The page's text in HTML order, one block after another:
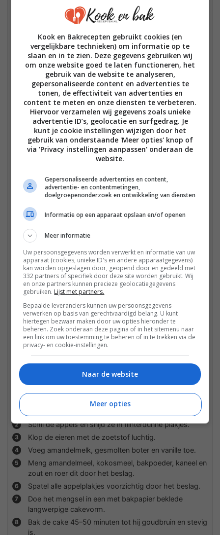
Voorbereiding:
10minutes
minutes
Kooktijd:
0minutes
minutes
oventijd:
45minutes
minutes
Totaal:
55minutes
minutes
Menugang:
cake
Keuken:
Zoekwoord:
Gâteau Invisible aux Pommes, koolhydraatarm,
koolhydraatarme cake
Porties: – + personen
Ingrediënt 1x 2x
4 grote appels bijv. Elstar of Jonagold
3 eieren
erythritol of andere koolhydraatarme zoetstof
80 ml ongezoete amandelmelk
60 g gesmolten boter of kokosolie
70 g amandelmeel
20 g kokosmeel
1 tl bakpoeder
Instructies
Schil de appels en snijd ze in flinterdunne plakjes.
Klop de eieren met de zoetstof luchtig.
Voeg amandelmelk, gesmolten boter en vanille toe.
Meng amandelmeel, kokosmeel, bakpoeder, kaneel en
zout en roer dit door het beslag.
Spatel alle appelplakjes voorzichtig door het beslag.
Doe het mengsel in een met bakpapier beklede
langwerpige cakevorm.
Bak de cake 45–50 minuten tot hij goudbruin en stevig
is.
Kook en Bakrecepten gebruikt cookies (en
vergelijkbare technieken) om informatie op te
slaan en in te zien. Deze gegevens gebruiken wij
om onze website goed te laten functioneren, het
gebruik van de website te analyseren,
gepersonaliseerde content en advertenties te
tonen, de effectiviteit van advertenties en
content te meten en onze diensten te verbeteren.
Hiervoor verzamelen wij gegevens zoals unieke
advertentie ID’s, geolocatie en surfgedrag. Je
kunt je cookie instellingen wijzigen door het
gebruik van onderstaande 'Meer opties' knop of
via 'Privacy instellingen aanpassen' onderaan de
website.
Gepersonaliseerde advertenties en content,
advertentie- en contentmetingen,
doelgroepenonderzoek en ontwikkeling van diensten
Informatie op een apparaat opslaan en/of openen
Meer informatie
Uw persoonsgegevens worden verwerkt en informatie van uw
apparaat (cookies, unieke ID's en andere apparaatgegevens)
kan worden opgeslagen door, geopend door en gedeeld met
332 partners of specifiek door deze site worden gebruikt. Wij
en onze partners kunnen precieze geolocatiegegevens
gebruiken. Lijst met partners.
Bepaalde leveranciers kunnen uw persoonsgegevens
verwerken op basis van gerechtvaardigd belang. U kunt
hiertegen bezwaar maken door uw opties hieronder te
beheren. Zoek onderaan deze pagina of in het sitemenu naar
een link om uw toestemming te beheren of in te trekken via de
privacy- en cookie-instellingen.
Naar de website
Meer opties